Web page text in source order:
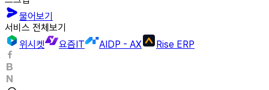
물어보기
서비스 전체보기
위시켓
요즘IT AIDP - AX Rise ERP